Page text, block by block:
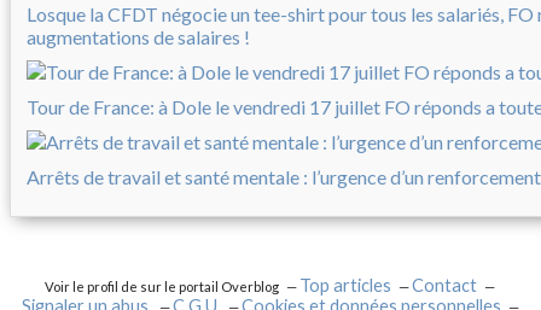
Losque la CFDT négocie un tee-shirt pour tous les salariés, FO
augmentations de salaires !
Tour de France: à Dole le vendredi 17 juillet FO réponds a
Arrêts de travail et santé mentale : l’urgence d’un
Voir le profil de sur le portail Overblog Top articles
Contact
Signaler un abus
C.G.U.
Cookies et données personnelles